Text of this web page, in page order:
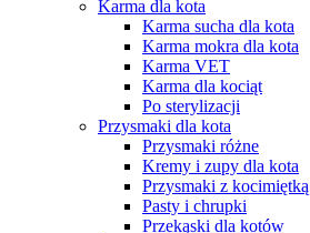
Karma dla kota
Karma sucha dla kota
Karma mokra dla kota
Karma VET
Karma dla kociąt
Po sterylizacji
Przysmaki dla kota
Przysmaki różne
Kremy i zupy dla kota
Przysmaki z kocimiętką
Pasty i chrupki
Przekąski dla kotów